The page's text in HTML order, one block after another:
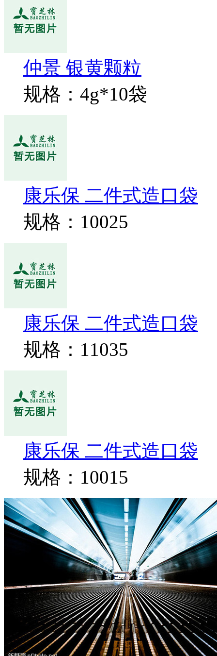
仲景 银黄颗粒
规格：4g*10袋
康乐保 二件式造口袋
规格：10025
康乐保 二件式造口袋
规格：11035
康乐保 二件式造口袋
规格：10015